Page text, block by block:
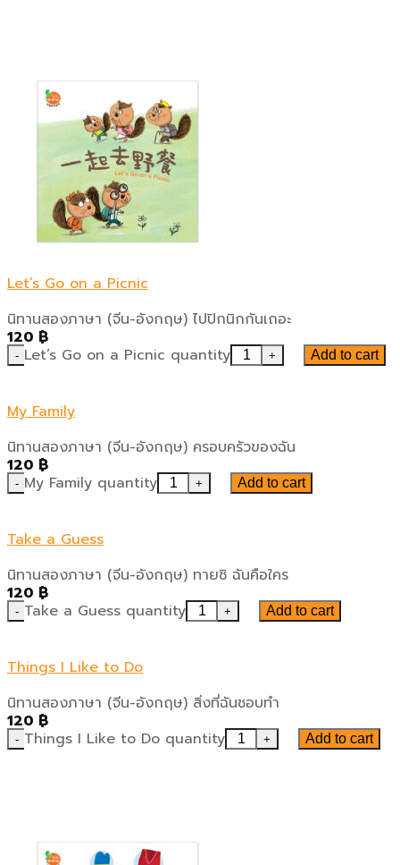
Let’s Go on a Picnic
นิทานสองภาษา (จีน-อังกฤษ) ไปปิกนิกกันเถอะ
120 ฿
Let’s Go on a Picnic quantity
Add to cart
My Family
นิทานสองภาษา (จีน-อังกฤษ) ครอบครัวของฉัน
120 ฿
My Family quantity
Add to cart
Take a Guess
นิทานสองภาษา (จีน-อังกฤษ) ทายซิ ฉันคือใคร
120 ฿
Take a Guess quantity
Add to cart
Things I Like to Do
นิทานสองภาษา (จีน-อังกฤษ) สิ่งที่ฉันชอบทำ
120 ฿
Things I Like to Do quantity
Add to cart